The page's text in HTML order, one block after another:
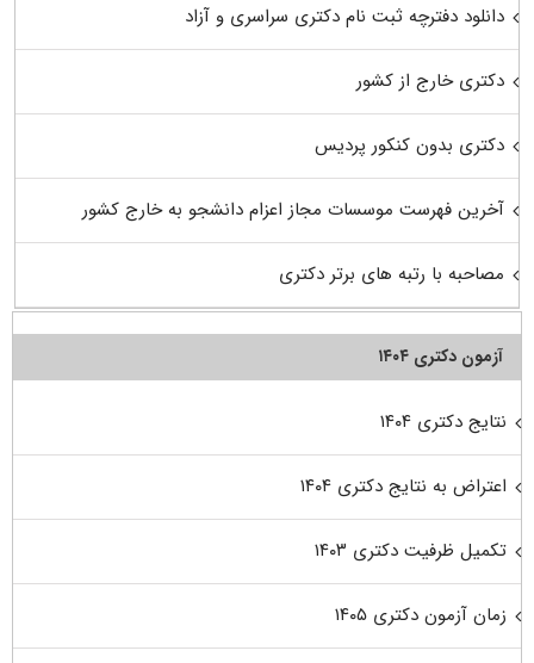
دانلود دفترچه ثبت نام دکتری سراسری و آزاد
دکتری خارج از کشور
دکتری بدون کنکور پردیس
آخرین فهرست موسسات مجاز اعزام دانشجو به خارج کشور
مصاحبه با رتبه های برتر دکتری
آزمون دکتری ۱۴۰۴
نتایج دکتری ۱۴۰۴
اعتراض به نتایج دکتری ۱۴۰۴
تکمیل ظرفیت دکتری ۱۴۰۳
زمان آزمون دکتری ۱۴۰۵